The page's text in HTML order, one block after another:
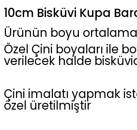
10cm Bisküvi Kupa
Ürünün boyu
Özel Çini boyaları ile
verilecek halde
Çini imalatı yapmak
özel üretilmiştir